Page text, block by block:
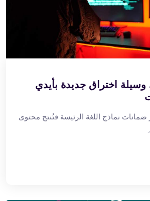
وسيلة اختراق جديدة بأيدي
نماذج اللغة الرئيسة فتُنتج محتوى